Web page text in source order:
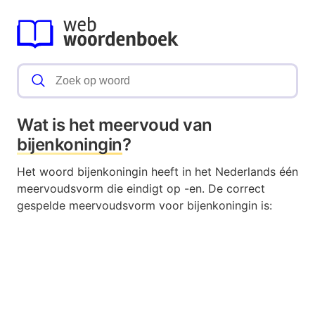
Wat is het meervoud van
bijenkoningin?
Het woord bijenkoningin heeft in het Nederlands één
meervoudsvorm die eindigt op -en. De correct
gespelde meervoudsvorm voor bijenkoningin is: